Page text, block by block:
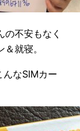
不安もなく
就寝。
なSIMカー